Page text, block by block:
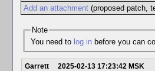
Add an attachment(proposed patch,
Note
You need to log in before you can
Garrett 2025-02-13 17:23:42 MSK